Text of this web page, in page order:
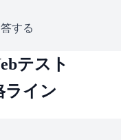
する
テスト
ライン